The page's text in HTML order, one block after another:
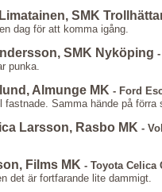
SMK
dag för att komma igång.
SMK Nyköping
punka.
Almunge MK - Ford
fastnade. Samma hände på
Larsson, Rasbo MK -
Films MK - Toyota Celica
det är fortfarande lite dammigt.